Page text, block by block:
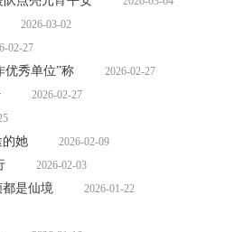
2026-03-02
02-27
优秀单位”称 2026-02-27
2026-02-27
她 2026-02-09
2026-02-03
是仙境 2026-01-22